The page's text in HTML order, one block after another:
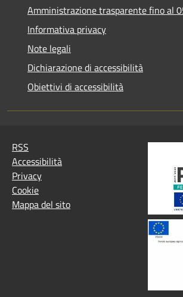
Amministrazione trasparente fino al
Informativa privacy
Note legali
Dichiarazione di accessibilità
Obiettivi di accessibilità
RSS
Accessibilità
Privacy
Cookie
Mappa del sito